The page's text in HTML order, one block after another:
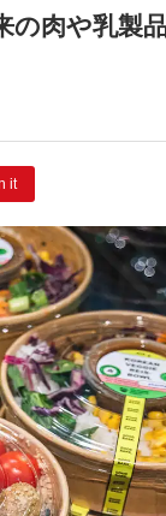
の肉や乳製
it